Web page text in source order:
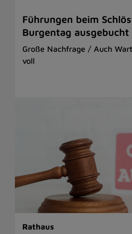
Führungen beim
Burgentag ausgebucht
Große Nachfrage / Auch
voll
Rathaus